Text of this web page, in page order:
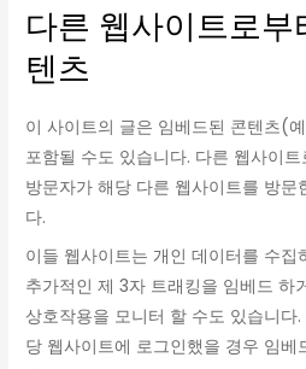
다른 웹사이트로부
텐츠
이 사이트의 글은 임베드된 콘텐츠(
포함될 수도 있습니다. 다른 웹사이
방문자가 해당 다른 웹사이트를 방문
다.
이들 웹사이트는 개인 데이터를 수
추가적인 제 3자 트래킹을 임베드 하
상호작용을 모니터 할 수도 있습니다
당 웹사이트에 로그인했을 경우 임베